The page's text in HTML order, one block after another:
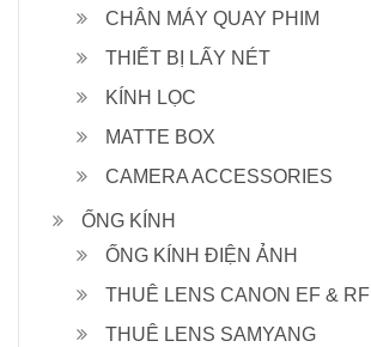
CHÂN MÁY QUAY PHIM
THIẾT BỊ LẤY NÉT
KÍNH LỌC
MATTE BOX
CAMERA ACCESSORIES
ỐNG KÍNH
ỐNG KÍNH ĐIỆN ẢNH
THUÊ LENS CANON EF & RF
THUÊ LENS SAMYANG